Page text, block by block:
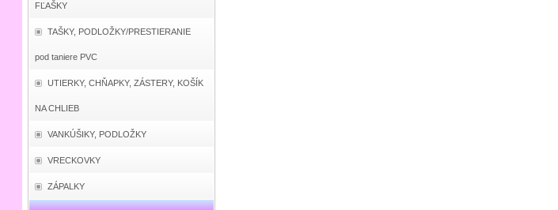
FĽAŠKY
TAŠKY, PODLOŽKY/PRESTIERANIE
pod taniere PVC
UTIERKY, CHŇAPKY, ZÁSTERY, KOŠÍK
NA CHLIEB
VANKÚŠIKY, PODLOŽKY
VRECKOVKY
ZÁPALKY